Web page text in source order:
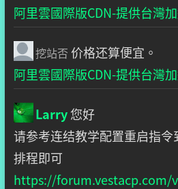
阿里雲國際版CDN-提供台灣
挖站否 价格还算便宜。
阿里雲國際版CDN-提供台灣
Larry您好
请参考连结教学配置重启指令
排程即可
https://forum.vestacp.com/